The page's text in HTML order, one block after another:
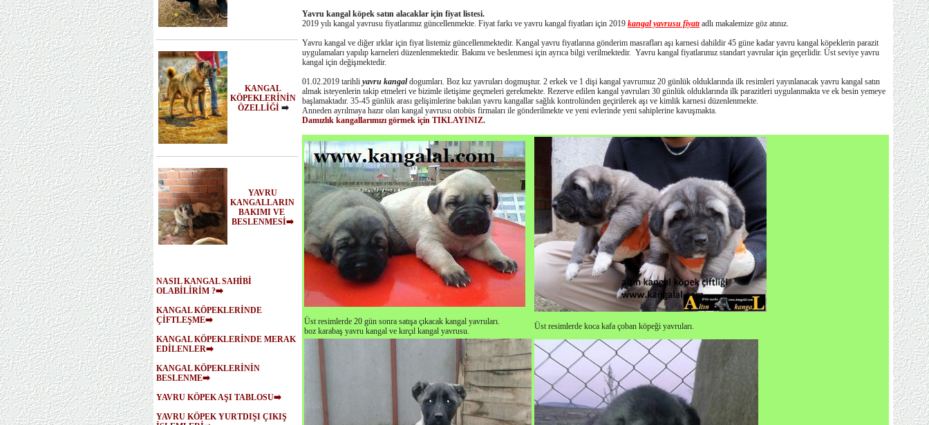
KANGAL
KÖPEKLERİNİN
ÖZELLİĞİ➡️
YAVRU
KANGALLARIN
BAKIMI VE
BESLENMESİ➡️
NASIL KANGAL SAHİBİ
OLABİLİRİM ?➡️
KANGAL KÖPEKLERİNDE
ÇİFTLEŞME➡️
KANGAL KÖPEKLERİNDE MERAK
EDİLENLER➡️
KANGAL KÖPEKLERİNİN
BESLENME➡️
YAVRU KÖPEK AŞI TABLOSU➡️
YAVRU KÖPEK YURTDIŞI ÇIKIŞ
Yavru kangal köpek satın alacaklar için fiyat listesi.
2019 yılı kangal yavrusu fiyatlarımız güncellenmekte. Fiyat farkı ve yavru kangal fiyatları için 2019 kangal yavrusu fiyatı adlı makalemize göz atınız.
Yavru kangal ve diğer ırklar için fiyat listemiz güncellenmektedir. Kangal yavru fiyatlarına gönderim masrafları aşı karnesi dahildir 45 güne kadar yavru kangal köpeklerin parazit
uygulamaları yapılıp karneleri düzenlenmektedir. Bakımı ve beslenmesi için ayrıca bilgi verilmektedir. Yavru kangal fiyatlarımız standart yavrular için geçerlidir. Üst seviye yavru
kangal için değişmektedir.
01.02.2019 tarihli yavru kangaldogumları. Boz kız yavruları dogmuştur. 2 erkek ve 1 dişi kangal yavrumuz 20 günlük olduklarında ilk resimleri yayınlanacak yavru kangal satın
almak isteyenlerin takip etmeleri ve bizimle iletişime geçmeleri gerekmekte. Rezerve edilen kangal yavruları 30 günlük olduklarında ilk parazitleri uygulanmakta ve ek besin yemeye
başlamaktadır. 35-45 günlük arası gelişimlerine bakılan yavru kangallar sağlık kontrolünden geçirilerek aşı ve kimlik karnesi düzenlenmekte.
Anneden ayrılmaya hazır olan kangal yavrusu otobüs firmaları ile gönderilmekte ve yeni evlerinde yeni sahiplerine kavuşmakta.
Damızlık kangallarımızı görmek için TIKLAYINIZ.
Üst resimlerde 20 gün sonra satışa çıkacak kangal yavruları.
boz karabaş yavru kangal ve kırçıl kangal yavrusu.
Üst resimlerde koca kafa çoban köpeği yavruları.